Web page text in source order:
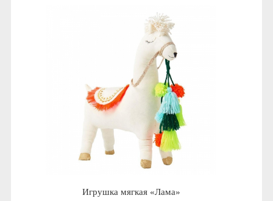
Игрушка мягкая «Лама»